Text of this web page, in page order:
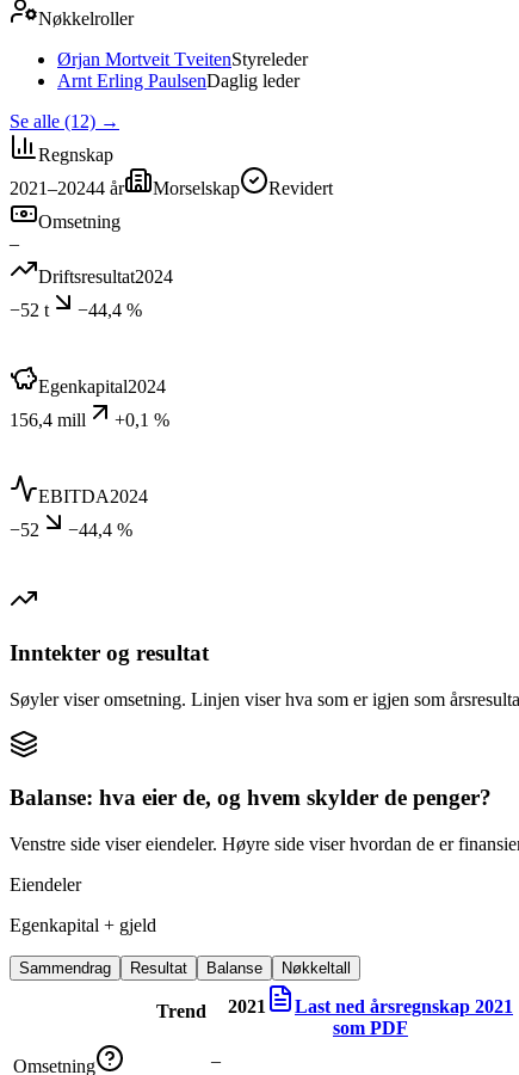
Nøkkelroller
Ørjan Mortveit TveitenStyreleder
Arnt Erling PaulsenDaglig leder
Se alle (12) →
Regnskap
2021–20244 år Morselskap
Revidert
Omsetning
–
Driftsresultat2024
−52 t
−44,4 %
Egenkapital2024
156,4 mill
+0,1 %
EBITDA2024
−52
−44,4 %
Inntekter og resultat
Søyler viser omsetning. Linjen viser hva som er igjen som
Balanse: hva eier de, og hvem skylder de penger?
Venstre side viser eiendeler. Høyre side viser hvordan de er
Eiendeler
Egenkapital + gjeld
Sammendrag Resultat Balanse Nøkkeltall
Trend 2021 Last ned årsregnskap 2021
som PDF
Omsetning –